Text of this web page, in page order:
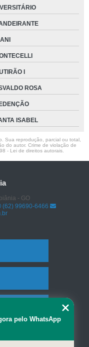
I
ROSA
ISABEL
Sua reprodução, parcial ou total,
do autor. Crime de violação de
- Lei de direitos autorais
- GO
(62) 99690-6466
pelo WhatsApp